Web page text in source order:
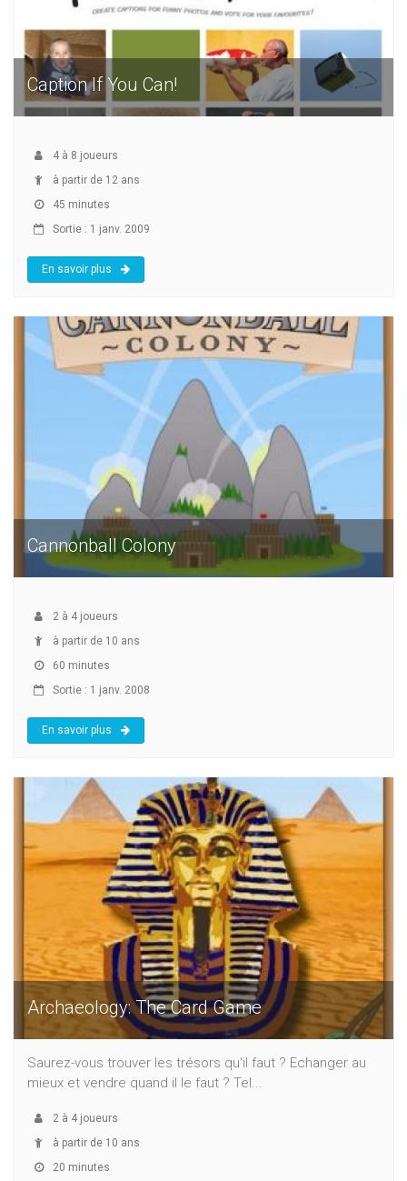
Caption If You Can!
4 à 8 joueurs
à partir de 12 ans
45 minutes
Sortie : 1 janv. 2009
En savoir plus
Cannonball Colony
2 à 4 joueurs
à partir de 10 ans
60 minutes
Sortie : 1 janv. 2008
En savoir plus
Archaeology: The Card Game
Saurez-vous trouver les trésors qu'il faut ? Echanger au
mieux et vendre quand il le faut ? Tel...
2 à 4 joueurs
à partir de 10 ans
20 minutes